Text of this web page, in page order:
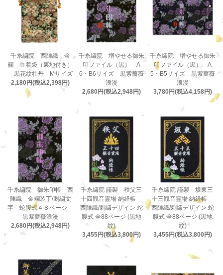
千糸繍院 西陣織 金
襴 巾着袋（裏地付き）
黒花紋牡丹 Mサイズ
2,180円(税込2,398円)
千糸繍院 増やせる御朱
印ファイル（黒） A
6・B6サイズ 黒紫薔薇
浪漫
2,680円(税込2,948円)
千糸繍院 増やせる御朱
印ファイル（黒） A
5・B5サイズ 黒紫薔薇
浪漫
3,780円(税込4,158円)
千糸繍院 御朱印帳 西
陣織 金襴装丁/刺繍文
字 蛇腹式４８ページ
黒紫薔薇浪漫
2,680円(税込2,948円)
千糸繍院 謹製 秩父三
十四観音霊場 納経帳
西陣織/刺繍デザイン 蛇
腹式 全88ページ (黒地
紋)
3,455円(税込3,800円)
千糸繍院 謹製 坂東三
十三観音霊場 納経帳
西陣織/刺繍デザイン 蛇
腹式 全88ページ (黒地
紋)
3,455円(税込3,800円)